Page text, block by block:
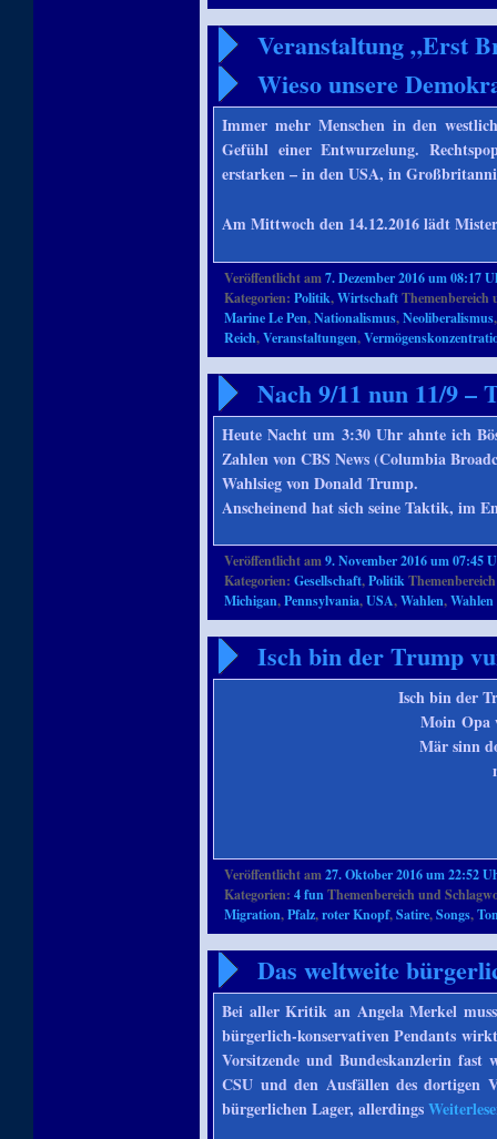
Veranstaltung „Erst
Wieso unsere
Immer mehr Menschen in den
Gefühl einer Entwurzelung.
erstarken – in den USA, in
Am Mittwoch den 14.12.2016 lädt
Veröffentlicht am7. Dezember 2016 um 08:17
Kategorien:Politik,Wirtschaft
Marine Le Pen,Nationalismus,Neoliberalismus
Reich,Veranstaltungen,
Nach 9/11 nun 11/9 –
Heute Nacht um 3:30 Uhr ahnte ich
Zahlen von CBS News (Columbia
Wahlsieg von Donald Trump.
Anscheinend hat sich seine Taktik, im
Veröffentlicht am9. November 2016 um 07:45
Kategorien:Gesellschaft,Politik
Michigan,Pennsylvania,USA,Wahlen,
Isch bin der Trump
Isch bin der
Moin Opa
Mär sinn
Veröffentlicht am27. Oktober 2016 um 22:52
Kategorien:4 funThemenbereich und
Migration,Pfalz,roter Knopf,Satire,Songs,
Das weltweite
Bei aller Kritik an Angela Merkel
bürgerlich-konservativen Pendants
Vorsitzende und Bundeskanzlerin fast
CSU und den Ausfällen des dortigen
bürgerlichen Lager, allerdings